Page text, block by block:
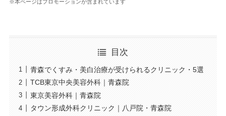
※本ページはプロモーションが含まれています
目次
青森でくすみ・美白治療が受けられるクリニック・5選
TCB東京中央美容外科｜青森院
東京美容外科｜青森院
タウン形成外科クリニック｜八戸院・青森院